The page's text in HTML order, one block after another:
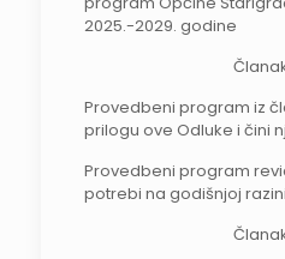
2025.-2029. godine
Provedbeni program iz
prilogu ove Odluke i čini
Provedbeni program
potrebi na godišnjoj